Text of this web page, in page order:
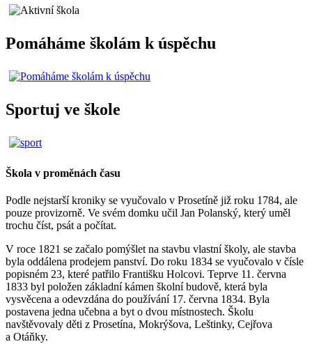
Pomáháme školám k úspěchu
Sportuj ve škole
Škola v proměnách času
Podle nejstarší kroniky se vyučovalo v Prosetíně již roku 1784, ale
pouze provizorně. Ve svém domku učil Jan Polanský, který uměl
trochu číst, psát a počítat.
V roce 1821 se začalo pomýšlet na stavbu vlastní školy, ale stavba
byla oddálena prodejem panství. Do roku 1834 se vyučovalo v čísle
popisném 23, které patřilo Františku Holcovi. Teprve 11. června
1833 byl položen základní kámen školní budově, která byla
vysvěcena a odevzdána do používání 17. června 1834. Byla
postavena jedna učebna a byt o dvou místnostech. Školu
navštěvovaly děti z Prosetína, Mokrýšova, Leštinky, Cejřova
a Otáňky.